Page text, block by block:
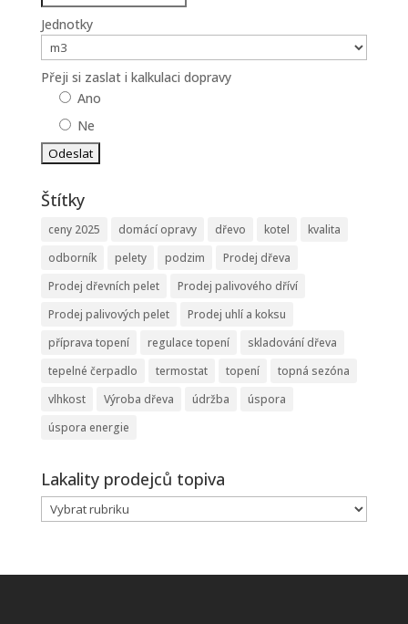
Jednotky
Přeji si zaslat i kalkulaci dopravy
Ano
Ne
Štítky
ceny 2025 domácí opravy dřevo kotel
kvalita
odborník
pelety podzim
Prodej dřeva
Prodej dřevních pelet
Prodej palivového dříví
Prodej palivových pelet
Prodej uhlí a koksu
příprava topení
regulace topení
skladování dřeva
tepelné čerpadlo
termostat topení
topná sezóna
vlhkost
Výroba dřeva údržba
úspora
úspora energie
Lakality prodejců topiva
Lakality
prodejců